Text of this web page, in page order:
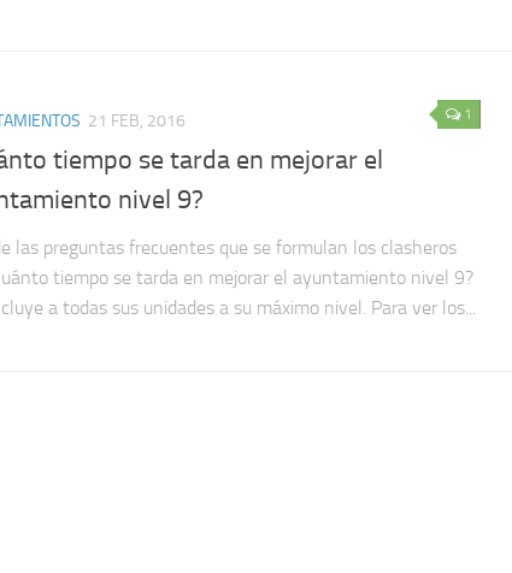
1
21 FEB, 2016
tiempo se tarda en mejorar el
nivel 9?
las preguntas frecuentes que se formulan los clasheros
tiempo se tarda en mejorar el ayuntamiento nivel 9?
a todas sus unidades a su máximo nivel. Para ver los...